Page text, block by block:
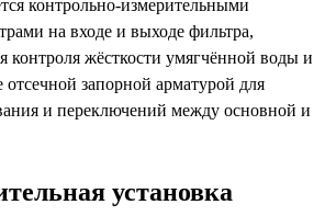
контрольно-измерительными
на входе и выходе фильтра,
контроля жёсткости умягчённой воды и
отсечной запорной арматурой для
и переключений между основной и
установка